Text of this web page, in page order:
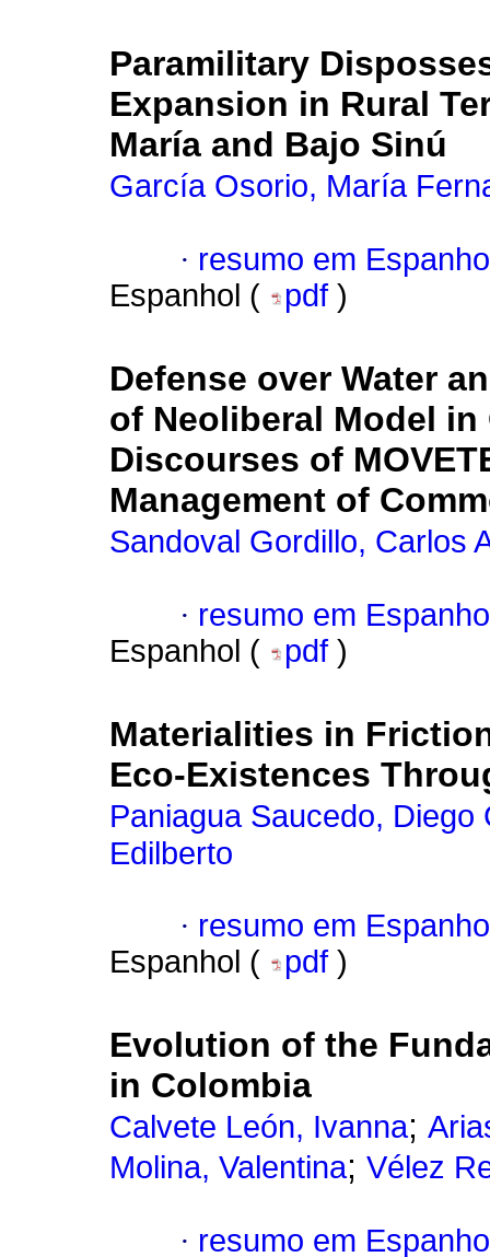
Paramilitary
Expansion in Rural
María and Bajo Sinú
García Osorio, María
· resumo em
Espanhol (
pdf )
Defense over Water
of Neoliberal Model
Discourses of
Management of
Sandoval Gordillo, Carlos
· resumo em
Espanhol (
pdf )
Materialities in
Eco-Existences
Paniagua Saucedo, Diego
Edilberto
· resumo em
Espanhol (
pdf )
Evolution of the
in Colombia
Calvete León, Ivanna;
Molina, Valentina; Vélez
· resumo em